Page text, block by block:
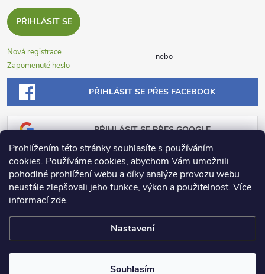
Prohlížením této stránky souhlasíte s používáním
cookies. Používáme cookies, abychom Vám umožnili
pohodlné prohlížení webu a díky analýze provozu webu
neustále zlepšovali jeho funkce, výkon a použitelnost. Více
informacízde.
Nastavení
Souhlasím
PŘIHLÁSIT SE
Nová registrace
Zapomenuté heslo
nebo
PŘIHLÁSIT SE PŘES FACEBOOK
PŘIHLÁSIT SE PŘES GOOGLE
PŘIHLÁSIT SE PŘES SEZNAM
Copyright 2026Dosadu.cz. Všechna práva vyhrazena.